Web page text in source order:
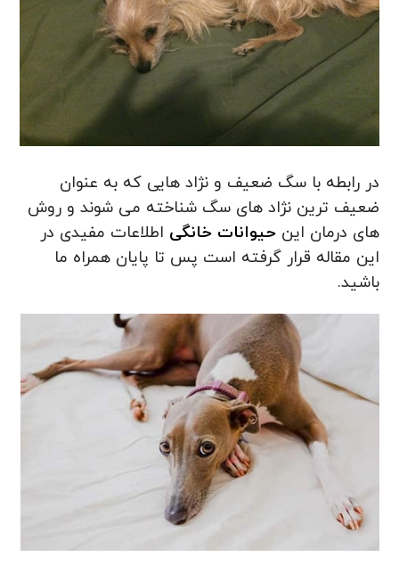
در رابطه با سگ ضعیف و نژاد هایی که به عنوان
ضعیف ترین نژاد های سگ شناخته می شوند و روش
های درمان اینحیوانات خانگی اطلاعات مفیدی در
این مقاله قرار گرفته است پس تا پایان همراه ما
باشید.